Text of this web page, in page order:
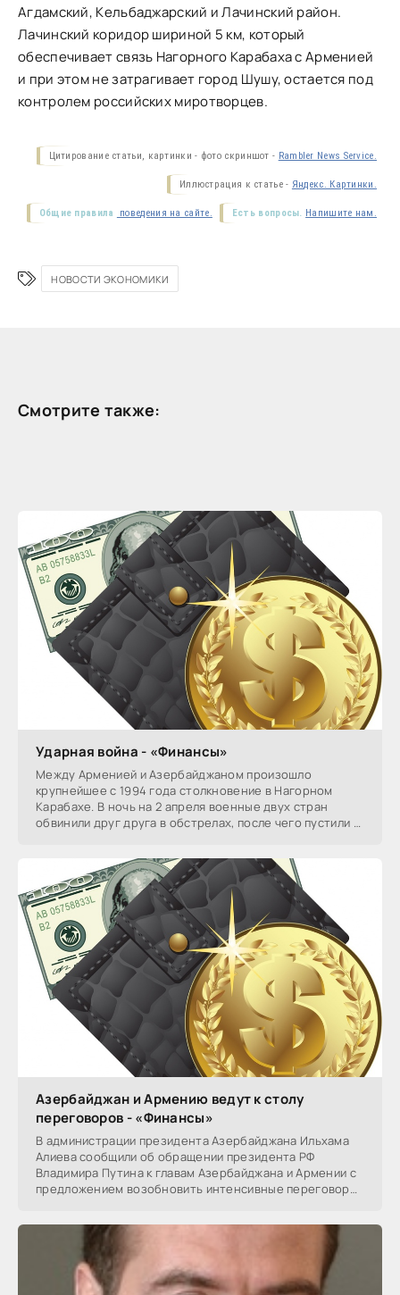
Агдамский, Кельбаджарский и Лачинский район.
Лачинский коридор шириной 5 км, который
обеспечивает связь Нагорного Карабаха с Арменией
и при этом не затрагивает город Шушу, остается под
контролем российских миротворцев.
Цитирование статьи, картинки - фото скриншот - Rambler News Service.
Иллюстрация к статье - Яндекс. Картинки.
Есть вопросы. Напишите нам.
Общие правила поведения на сайте.
НОВОСТИ ЭКОНОМИКИ
Смотрите также:
Ударная война - «Финансы»
Между Арменией и Азербайджаном произошло
крупнейшее с 1994 года столкновение в Нагорном
Карабахе. В ночь на 2 апреля военные двух стран
обвинили друг друга в обстрелах, после чего пустили в
Азербайджан и Армению ведут к столу
переговоров - «Финансы»
В администрации президента Азербайджана Ильхама
Алиева сообщили об обращении президента РФ
Владимира Путина к главам Азербайджана и Армении с
предложением возобновить интенсивные переговоры